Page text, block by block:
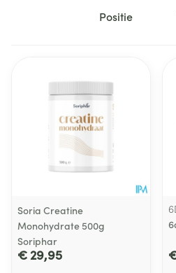
Sorteer op:
Soria Creatine
Monohydrate 500g
Soriphar
€ 29,95